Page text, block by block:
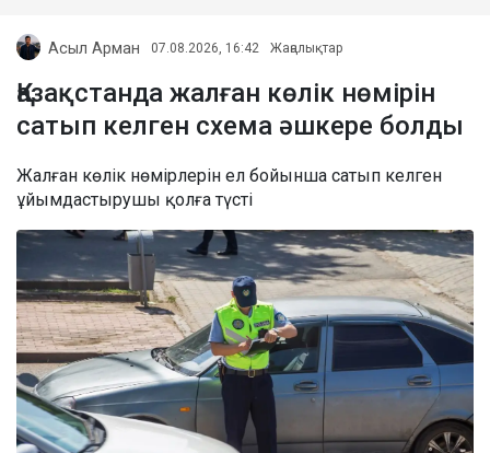
Асыл Арман 07.08.2026, 16:42 Жаңалықтар
Қазақстанда жалған көлік нөмірін
сатып келген схема әшкере болды
Жалған көлік нөмірлерін ел бойынша сатып келген
ұйымдастырушы қолға түсті